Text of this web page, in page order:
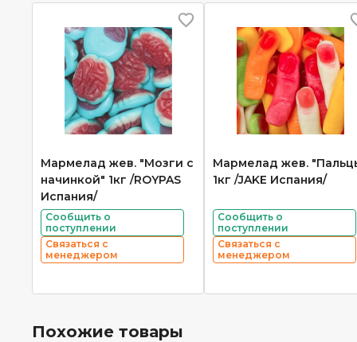
Мармелад жев. "Мозги с
начинкой" 1кг /ROYPAS
Испания/
Сообщить о
поступлении
Связаться с
менеджером
Мармелад жев.
1кг /JAKE Испания/
Сообщить о
поступлении
Связаться с
менеджером
Похожие товары